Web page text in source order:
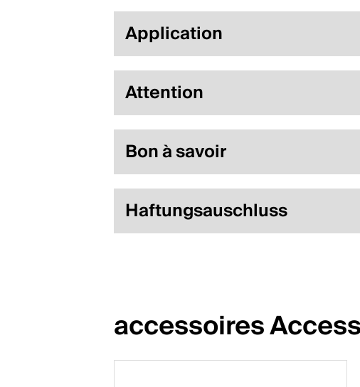
Application
Attention
Bon à savoir
Haftungsauschluss
accessoires